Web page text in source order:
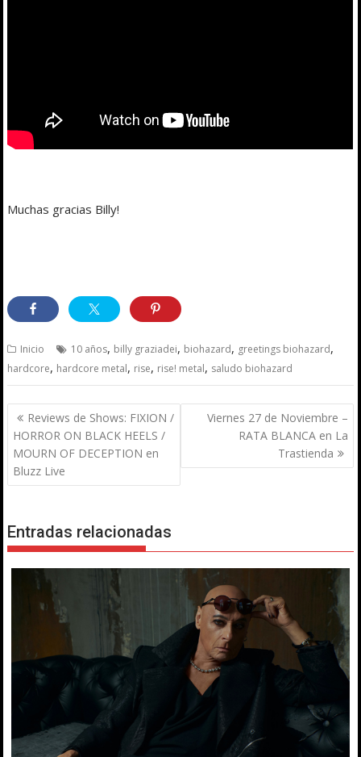
Muchas gracias Billy!
Inicio 10 años, billy graziadei, biohazard, greetings biohazard,
hardcore, hardcore metal, rise, rise! metal, saludo biohazard
Navegación
de
entradas
Reviews de Shows: FIXION /
HORROR ON BLACK HEELS /
MOURN OF DECEPTION en
Bluzz Live
Viernes 27 de Noviembre –
RATA BLANCA en La
Trastienda
Entradas relacionadas